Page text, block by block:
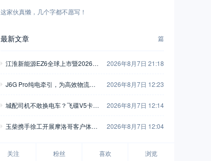
这家伙真懒，几个字都不愿写！
最新文章 篇
江淮新能源EZ6全球上市暨2026商
2026年8月7日 21:18
J6G Pro纯电牵引，为高效物流注
2026年8月7日 12:23
城配司机不敢换电车？飞碟V5卡用
把信心拉满
2026年8月7日 12:14
玉柴携手徐工开展摩洛哥客户体验
2026年8月7日 12:04
关注 粉丝 喜欢 浏览